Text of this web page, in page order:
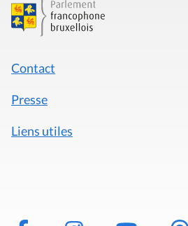
Contact
Presse
Liens utiles